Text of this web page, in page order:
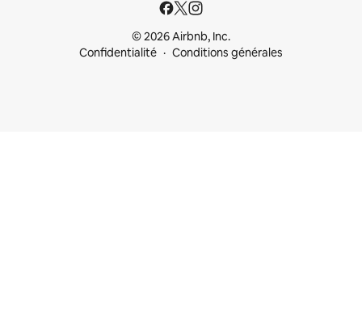
© 2026 Airbnb, Inc.
Confidentialité
Conditions générales